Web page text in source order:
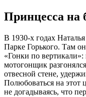
Принцесса на
В 1930-х годах
Парке Горького. Там
«Гонки по
мотогонщик
отвесной стене,
Полюбоваться на этот
не догадываясь, что